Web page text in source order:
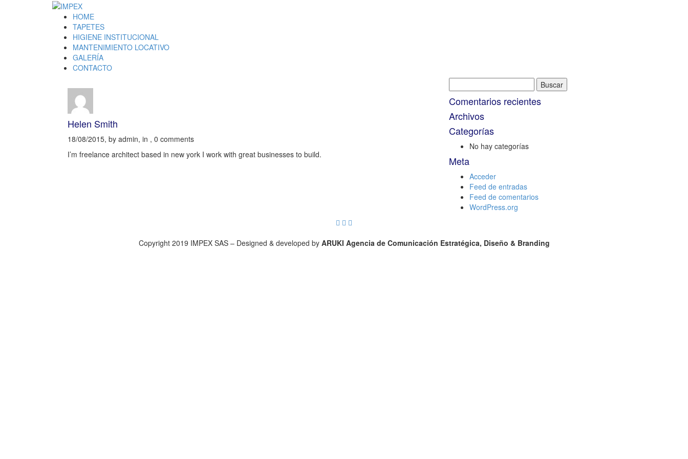
HOME
TAPETES
HIGIENE INSTITUCIONAL
MANTENIMIENTO LOCATIVO
GALERÍA
CONTACTO
Helen Smith
18/08/2015, by admin, in , 0 comments
I’m freelance architect based in new york I work with great businesses to build.
Comentarios recientes
Archivos
Categorías
No hay categorías
Meta
Acceder
Feed de entradas
Feed de comentarios
WordPress.org
Copyright 2019 IMPEX SAS – Designed & developed by ARUKI Agencia de Comunicación Estratégica, Diseño & Branding